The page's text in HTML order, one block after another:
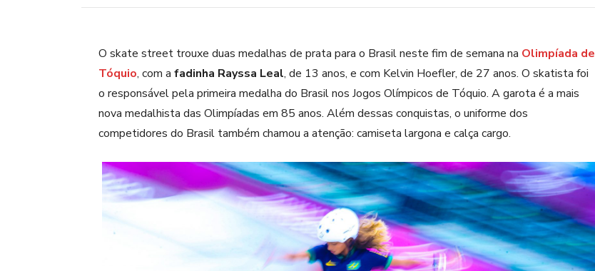
O skate street trouxe duas medalhas de prata para o Brasil neste fim de semana na Olimpíada de
Tóquio, com a fadinha Rayssa Leal, de 13 anos, e com Kelvin Hoefler, de 27 anos. O skatista foi
o responsável pela primeira medalha do Brasil nos Jogos Olímpicos de Tóquio. A garota é a mais
nova medalhista das Olimpíadas em 85 anos. Além dessas conquistas, o uniforme dos
competidores do Brasil também chamou a atenção: camiseta largona e calça cargo.